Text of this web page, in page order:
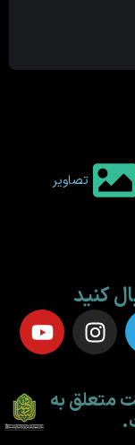
تصاویر
کنید
متعلق به